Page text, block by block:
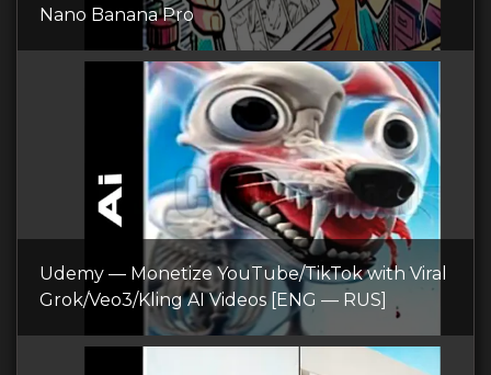
Nano Banana Pro
Udemy — Monetize YouTube/TikTok with Viral
Grok/Veo3/Kling AI Videos [ENG — RUS]